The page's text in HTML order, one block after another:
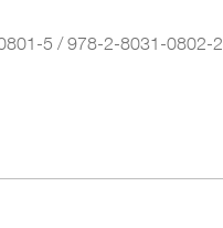
5 / 978-2-8031-0802-2